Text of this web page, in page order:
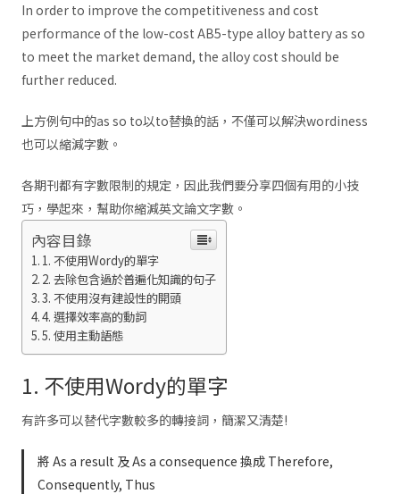
In order to improve the competitiveness and cost
performance of the low-cost AB5-type alloy battery as so
to meet the market demand, the alloy cost should be
further reduced.
上方例句中的as so to以to替換的話，不僅可以解決wordiness
也可以縮減字數。
各期刊都有字數限制的規定，因此我們要分享四個有用的小技
巧，學起來，幫助你縮減英文論文字數。
內容目錄
1. 不使用Wordy的單字
2. 去除包含過於普遍化知識的句子
3. 不使用沒有建設性的開頭
4. 選擇效率高的動詞
5. 使用主動語態
1. 不使用Wordy的單字
有許多可以替代字數較多的轉接詞，簡潔又清楚!
將 As a result 及 As a consequence 換成 Therefore,
Consequently, Thus